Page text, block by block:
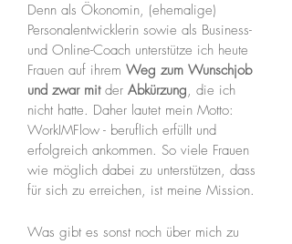
Denn als Ökonomin, (ehemalige)
Personalentwicklerin sowie als Business-
und Online-Coach unterstütze ich heute
Frauen auf ihrem Weg zum Wunschjob
und zwar mit der Abkürzung, die ich
nicht hatte. Daher lautet mein Motto:
WorkIMFlow - beruflich erfüllt und
erfolgreich ankommen. So viele Frauen
wie möglich dabei zu unterstützen, dass
für sich zu erreichen, ist meine Mission.
Was gibt es sonst noch über mich zu